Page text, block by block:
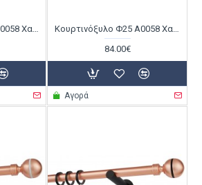
Κουρτινόξυλο Φ25 Α0058 Χαλκός Ματ / Λευκό
Κουρτινόξυλο Φ25 Α0058 Χαλκός Ματ / Μαύρο
84.00€
Αγορά